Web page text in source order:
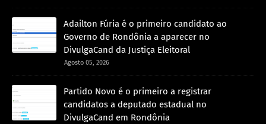
Adailton Fúria é o primeiro candidato ao
Governo de Rondônia a aparecer no
DivulgaCand da Justiça Eleitoral
Agosto 05, 2026
Partido Novo é o primeiro a registrar
candidatos a deputado estadual no
DivulgaCand em Rondônia